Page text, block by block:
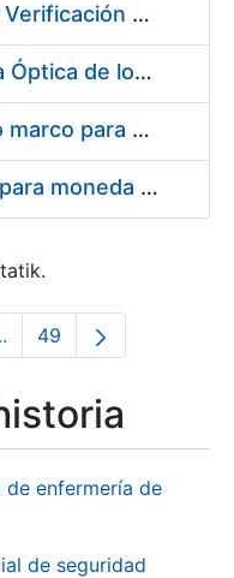
Servicio de Calibración y Verificación Externa de los Equipos de Medición del Servicio de Prevención de la FNMT-RCM
Conexión mediante Fibra Óptica de los Centros de Proceso de Datos (CPDs) de las sedes de la FNMT-RCM de Burgos y Madrid
Contratación de acuerdo marco para el Suministro de Material de Electricidad para la Fábrica Nacional de Moneda y Timbre-Real Casa de la Moneda en su centro de trabajo de Burgos
Suministro de estuches para moneda de 30 €
Intermediate Pages Use
Orrialdea
49
de enfermería de
de seguridad